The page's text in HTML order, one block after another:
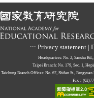
::: Privacy statement
Headquarters: No. 2, Sanshu
Taipei Branch: No. 179, Sec. 1,
Taichung Branch Offices: No. 67, Shifan St.,
Fax：